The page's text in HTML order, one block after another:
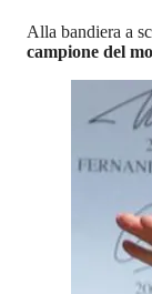
Alla bandiera a
campione del